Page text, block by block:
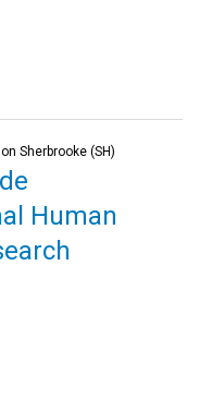
Sherbrooke (SH)
Human